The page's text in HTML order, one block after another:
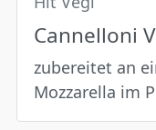
Cannelloni
zubereitet an
Mozzarella im